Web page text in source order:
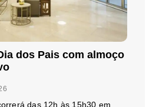
dos Pais com almoço
das 12h às 15h30 em